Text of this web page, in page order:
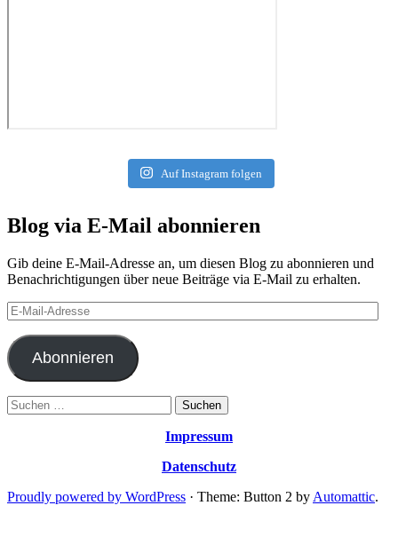
Auf Instagram folgen
Blog via E-Mail abonnieren
Gib deine E-Mail-Adresse an, um diesen Blog zu abonnieren und
Benachrichtigungen über neue Beiträge via E-Mail zu erhalten.
E-
Mail-
Adresse
Abonnieren
Suchen
nach:
Impressum
Datenschutz
Proudly powered by WordPress · Theme: Button 2 by Automattic.